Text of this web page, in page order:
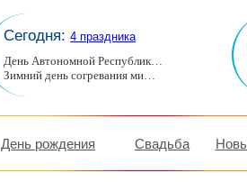
Сегодня: 4 праздника
День Автономной Республик…
Зимний день согревания ми…
День рождения Свадьба